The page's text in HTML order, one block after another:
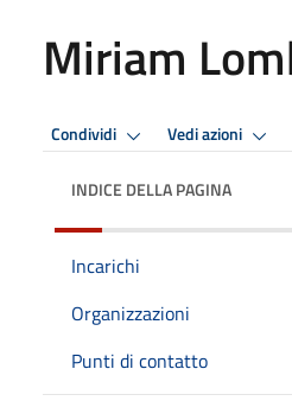
Miriam
Condividi Vedi azioni
INDICE DELLA PAGINA
Incarichi
Organizzazioni
Punti di contatto